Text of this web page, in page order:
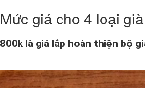
Mức giá cho 4 loại
800k là giá lắp hoàn thiện bộ